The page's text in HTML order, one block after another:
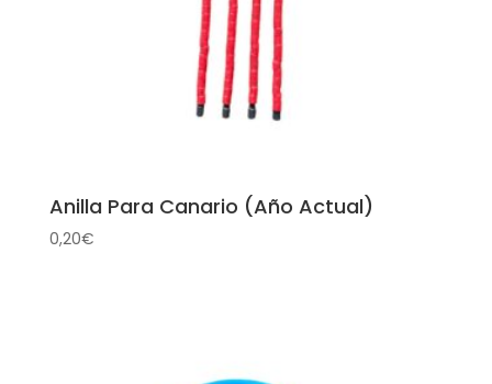
Anilla Para Canario (Año Actual)
0,20€